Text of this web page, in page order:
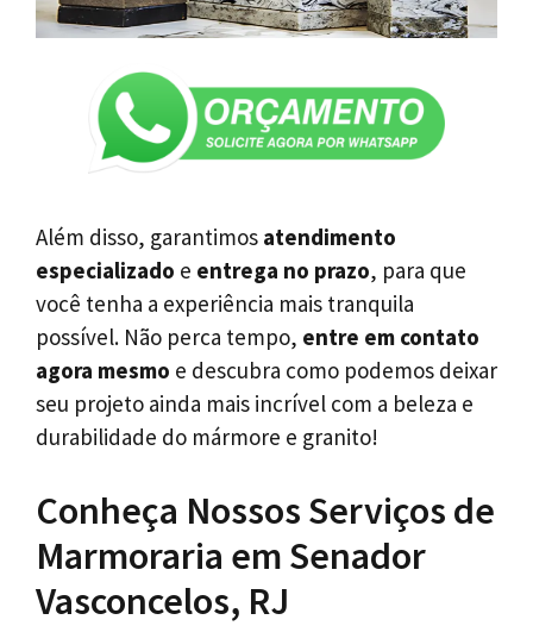
Além disso, garantimos atendimento
especializado e entrega no prazo, para que
você tenha a experiência mais tranquila
possível. Não perca tempo, entre em contato
agora mesmo e descubra como podemos deixar
seu projeto ainda mais incrível com a beleza e
durabilidade do mármore e granito!
Conheça Nossos Serviços de
Marmoraria em Senador
Vasconcelos, RJ